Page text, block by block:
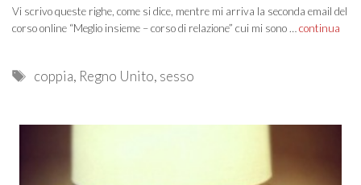
Vi scrivo queste righe, come si dice, mentre mi arriva la seconda email del
corso online “Meglio insieme – corso di relazione” cui mi sono … continua
Tags
coppia, Regno Unito, sesso